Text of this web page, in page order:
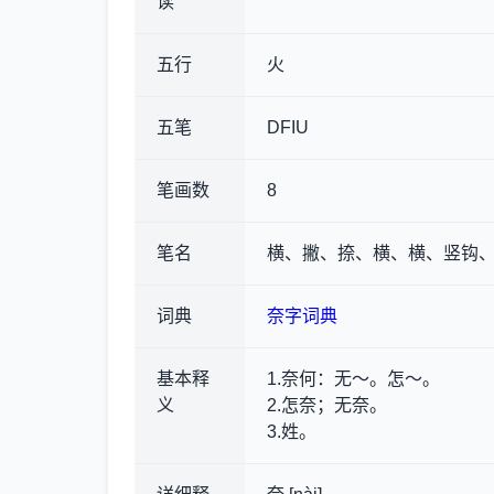
五行 火
五笔 DFIU
笔画数 8
笔名 横、撇、捺、横、横、竖钩、
词典 奈字词典
基本释
义
1.奈何：无～。怎～。
2.怎奈；无奈。
3.姓。